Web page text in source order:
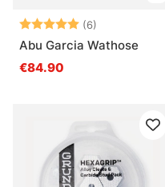
Bewertung:(6)
5.0 von 5
Abu Garcia Wathose
€84.90